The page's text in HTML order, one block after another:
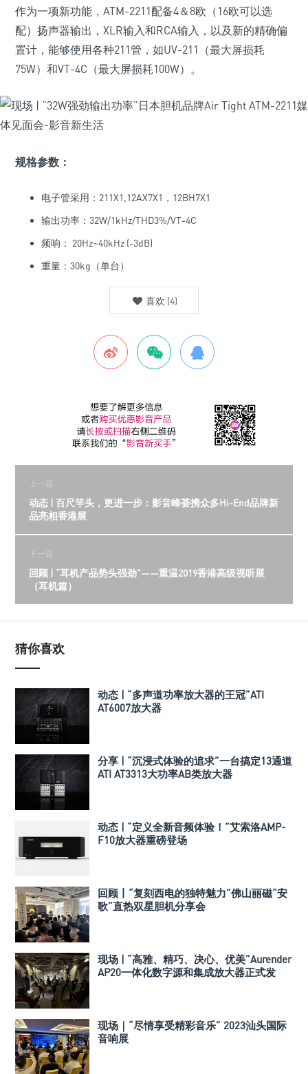
作为一项新功能，ATM-2211配备4＆8欧（16欧可以选
配）扬声器输出，XLR输入和RCA输入，以及新的精确偏
置计，能够使用各种211管，如UV-211（最大屏损耗
75W）和VT-4C（最大屏损耗100W）。
规格参数：
电子管采用：211X1,12AX7X1，12BH7X1
输出功率：32W/1kHz/THD3%/VT-4C
频响： 20Hz~40kHz (-3dB)
重量：30kg（单台）
喜欢 (4)
上一篇
动态 | 百尺竿头，更进一步：影音峰荟携众多Hi-End品牌新
品亮相香港展
下一篇
回顾 | “耳机产品势头强劲”——重温2019香港高级视听展
（耳机篇）
猜你喜欢
动态 | “多声道功率放大器的王冠”ATI
AT6007放大器
分享 | “沉浸式体验的追求”一台搞定13通道
ATI AT3313大功率AB类放大器
动态 | “定义全新音频体验！”艾索洛AMP-
F10放大器重磅登场
回顾丨“复刻西电的独特魅力”佛山丽磁“安
歌”直热双星胆机分享会
现场 | “高雅、精巧、决心、优美”Aurender
AP20一体化数字源和集成放大器正式发
现场｜“尽情享受精彩音乐” 2023汕头国际
音响展